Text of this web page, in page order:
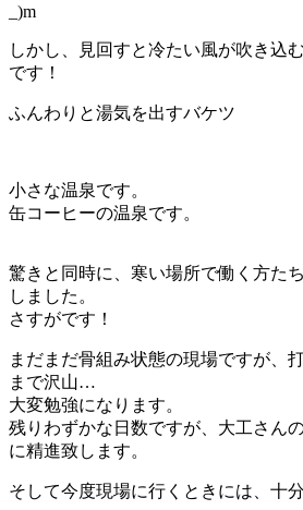
_)m
しかし、見回すと冷たい風が吹き込
です！
ふんわりと湯気を出すバケツ
小さな温泉です。
缶コーヒーの温泉です。
驚きと同時に、寒い場所で働く方た
しました。
さすがです！
まだまだ骨組み状態の現場ですが、
まで沢山…
大変勉強になります。
残りわずかな日数ですが、大工さん
に精進致します。
そして今度現場に行くときには、十